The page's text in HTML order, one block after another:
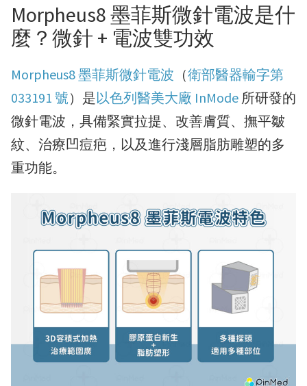
Morpheus8 墨菲斯微針電波是什
麼？微針 + 電波雙功效
Morpheus8 墨菲斯微針電波 （衛部醫器輸字第
033191 號）是以色列醫美大廠 InMode 所研發的
微針電波，具備緊實拉提、改善膚質、撫平皺
紋、治療凹痘疤，以及進行淺層脂肪雕塑的多
重功能。